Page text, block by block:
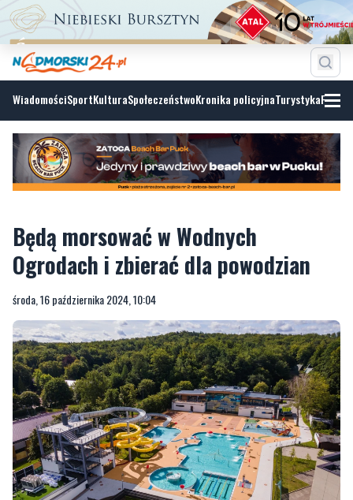
WiadomościSportKulturaSpołeczeństwoKronika policyjnaTurystyka
Będą morsować w Wodnych
środa, 16 października 2024, 10:04
ŹRÓDŁO: UM WEJHEROWO